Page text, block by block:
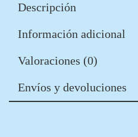
Descripción
Información adicional
Valoraciones (0)
Envíos y devoluciones